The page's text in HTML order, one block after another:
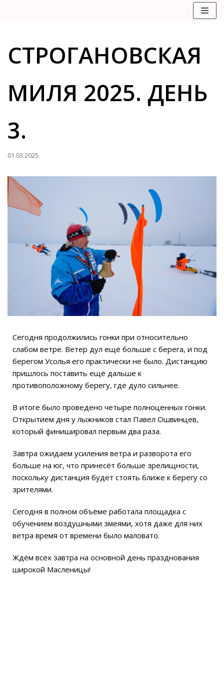
СТРОГАНОВСКАЯ
МИЛЯ 2025. ДЕНЬ
3.
01.03.2025
Сегодня продолжились гонки при относительно
слабом ветре. Ветер дул ещё больше с берега, и под
берегом Усолья его практически не было. Дистанцию
пришлось поставить ещё дальше к
противоположному берегу, где дуло сильнее.
В итоге было проведено четыре полноценных гонки.
Открытием дня у лыжников стал Павел Ошвинцев,
который финишировал первым два раза.
Завтра ожидаем усиления ветра и разворота его
больше на юг, что принесёт больше зрелищности,
поскольку дистанция будет стоять ближе к берегу со
зрителями.
Сегодня в полном объёме работала площадка с
обучением воздушными змеями, хотя даже для них
ветра время от времени было маловато.
Ждём всех завтра на основной день празднования
широкой Масленицы!